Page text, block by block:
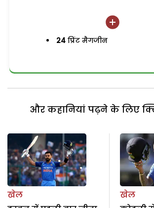
24 प्रिंट मैगजीन
और कहानियां पढ़ने के लिए
खेल
खेल